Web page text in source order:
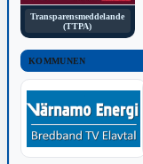
Transparensmeddelande
(TTPA)
KOMMUNEN